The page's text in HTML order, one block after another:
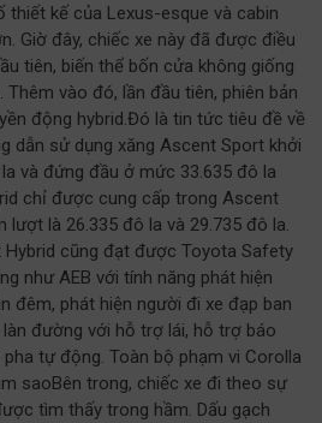
thiết kế của Lexus-esque và cabin
Giờ đây, chiếc xe này đã được điều
tiên, biến thể bốn cửa không giống
vào đó, lần đầu tiên, phiên bản
động hybrid.Đó là tin tức tiêu đề về
dẫn sử dụng xăng Ascent Sport khởi
và đứng đầu ở mức 33.635 đô la
chỉ được cung cấp trong Ascent
lượt là 26.335 đô la và 29.735 đô la.
Hybrid cũng đạt được Toyota Safety
như AEB với tính năng phát hiện
đêm, phát hiện người đi xe đạp ban
đường với hỗ trợ lái, hỗ trợ báo
tự động. Toàn bộ phạm vi Corolla
saoBên trong, chiếc xe đi theo sự
tìm thấy trong hầm. Dấu gạch